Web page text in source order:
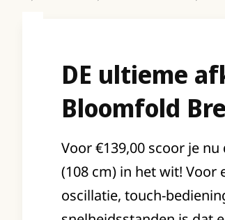
DE ultieme
Bloomfold
Voor €139,00 scoor je
(108 cm) in het wit!
oscillatie, touch-